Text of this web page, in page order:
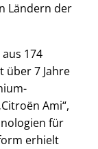
Ländern der
174
über 7 Jahre
Citroën Ami ,
für
erhielt